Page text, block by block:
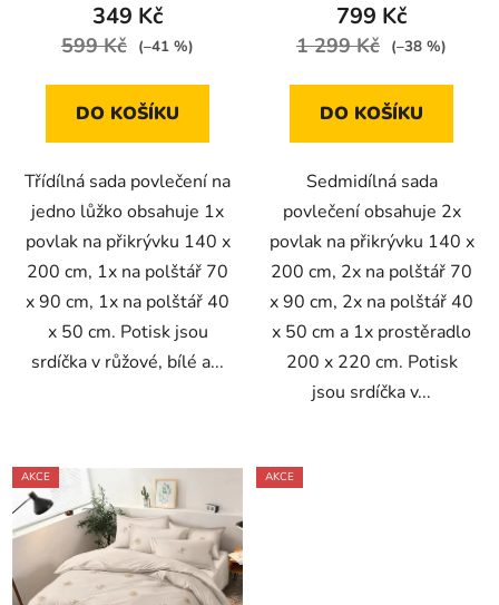
349 Kč
599 Kč (–41 %)
DO KOŠÍKU
Třídílná sada povlečení na
jedno lůžko obsahuje 1x
povlak na přikrývku 140 x
200 cm, 1x na polštář 70
x 90 cm, 1x na polštář 40
x 50 cm. Potisk jsou
srdíčka v růžové, bílé a...
799 Kč
1 299 Kč (–38 %)
DO KOŠÍKU
Sedmidílná sada
povlečení obsahuje 2x
povlak na přikrývku 140 x
200 cm, 2x na polštář 70
x 90 cm, 2x na polštář 40
x 50 cm a 1x prostěradlo
200 x 220 cm. Potisk
jsou srdíčka v...
AKCE AKCE